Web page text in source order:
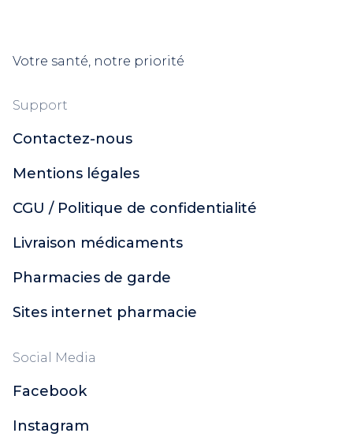
Votre santé, notre priorité
Support
Contactez-nous
Mentions légales
CGU / Politique de confidentialité
Livraison médicaments
Pharmacies de garde
Sites internet pharmacie
Social Media
Facebook
Instagram